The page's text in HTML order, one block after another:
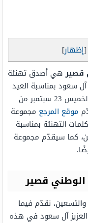
[إظهار]
قصيرهي أصدق تهنئة
سعود بمناسبة العيد
الوطني السعودي الذي سيصادف يوم الخميس 23 سبتمبر من
موقع المرجع مجموعة
التهنئة بمناسبة
كما سيقدّم مجموعة
الوطني قصير
نقدّم فيما
آل سعود في هذه